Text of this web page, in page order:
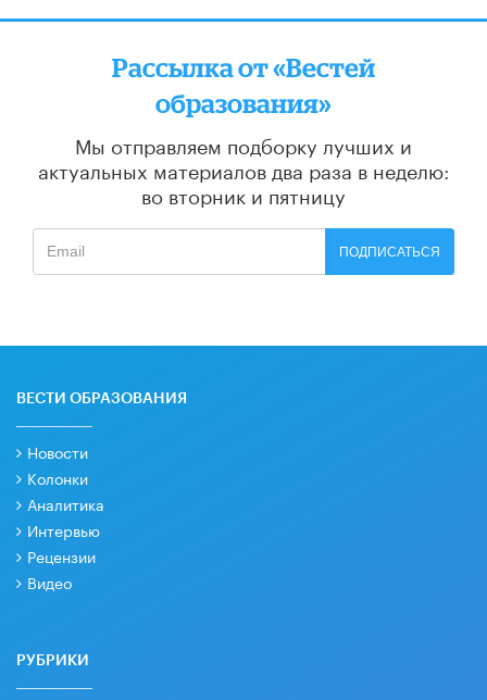
Рассылка от «Вестей
образования»
Мы отправляем подборку лучших и
актуальных материалов два раза в неделю:
во вторник и пятницу
ПОДПИСАТЬСЯ
ВЕСТИ ОБРАЗОВАНИЯ
Новости
Колонки
Аналитика
Интервью
Рецензии
Видео
РУБРИКИ